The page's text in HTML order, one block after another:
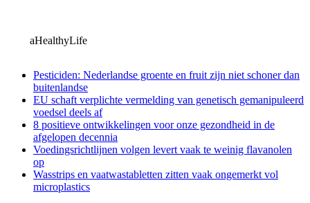
aHealthyLife
Pesticiden: Nederlandse groente en fruit zijn niet schoner dan
buitenlandse
EU schaft verplichte vermelding van genetisch gemanipuleerd
voedsel deels af
8 positieve ontwikkelingen voor onze gezondheid in de
afgelopen decennia
Voedingsrichtlijnen volgen levert vaak te weinig flavanolen
op
Wasstrips en vaatwastabletten zitten vaak ongemerkt vol
microplastics